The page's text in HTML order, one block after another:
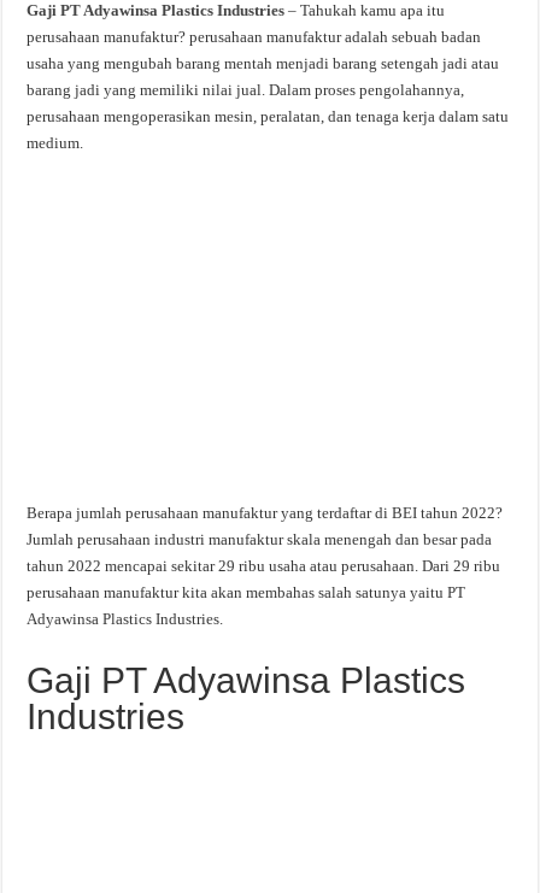
Gaji PT Adyawinsa Plastics Industries – Tahukah kamu apa itu
perusahaan manufaktur? perusahaan manufaktur adalah sebuah badan
usaha yang mengubah barang mentah menjadi barang setengah jadi atau
barang jadi yang memiliki nilai jual. Dalam proses pengolahannya,
perusahaan mengoperasikan mesin, peralatan, dan tenaga kerja dalam satu
medium.
Berapa jumlah perusahaan manufaktur yang terdaftar di BEI tahun 2022?
Jumlah perusahaan industri manufaktur skala menengah dan besar pada
tahun 2022 mencapai sekitar 29 ribu usaha atau perusahaan. Dari 29 ribu
perusahaan manufaktur kita akan membahas salah satunya yaitu PT
Adyawinsa Plastics Industries.
Gaji PT Adyawinsa Plastics
Industries